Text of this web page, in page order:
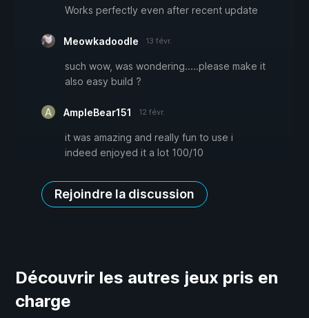
Works perfectly even after recent update
Meowkadoodle 13 févr.
such wow, was wondering.....please make it
also easy build ?
AmpleBear151 12 févr.
it was amazing and really fun to use i
indeed enjoyed it a lot 100/10
Rejoindre la discussion
Découvrir les autres jeux pris en
charge